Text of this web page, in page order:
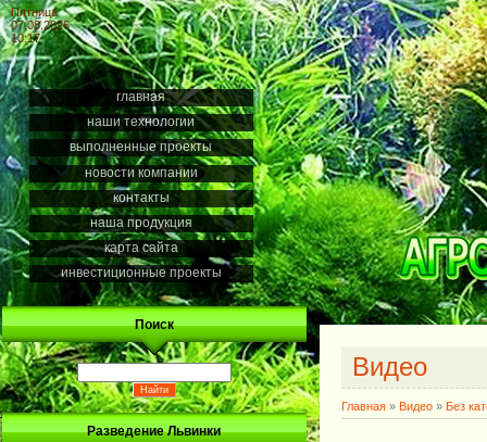
Пятница
07.08.2026
10:17
главная
наши технологии
выполненные проекты
новости компании
контакты
наша продукция
карта сайта
инвестиционные проекты
Поиск
Разведение Львинки
Видео
Главная » Видео » Без